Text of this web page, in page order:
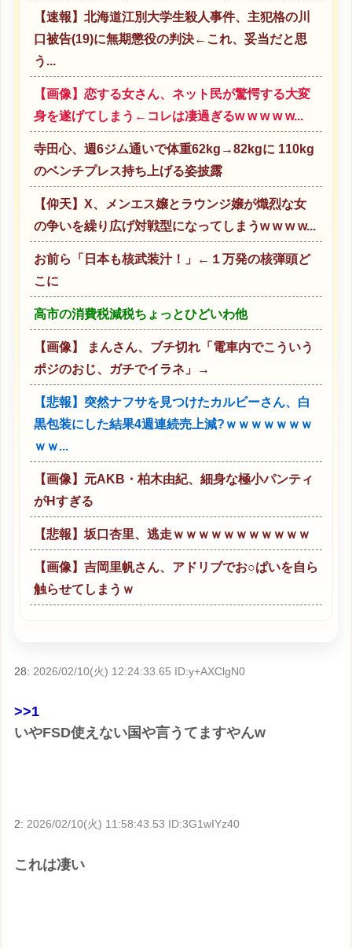
【速報】北海道江別大学生殺人事件、主犯格の川
口被告(19)に無期懲役の判決←これ、妥当だと思
う...
【画像】恋する女さん、ネット民が驚愕する大変
身を遂げてしまう←コレは凄過ぎるw w w w w...
寺田心、週6ジム通いで体重62kg→82kgに 110kg
のベンチプレス持ち上げる姿披露
【仰天】X、メンエス嬢とラウンジ嬢が熾烈な女
の争いを繰り広げ対戦型になってしまうw w w w...
お前ら「日本も核武装汁！」←１万発の核弾頭ど
こに
高市の消費税減税ちょっとひどいわ他
【画像】 まんさん、ブチ切れ「電車内でこういう
ポジのおじ、ガチでイラネ」→
【悲報】突然ナフサを見つけたカルビーさん、白
黒包装にした結果4週連続売上減?ｗｗｗｗｗｗｗ
ｗｗ...
【画像】元AKB・柏木由紀、細身な極小パンティ
がHすぎる
【悲報】坂口杏里、逃走ｗｗｗｗｗｗｗｗｗｗｗ
【画像】吉岡里帆さん、アドリブでお○ぱいを自ら
触らせてしまうｗ
28: 2026/02/10(火) 12:24:33.65 ID:y+AXClgN0
>>1
いやFSD使えない国や言うてますやんw
2:2026/02/10(火) 11:58:43.53 ID:3G1wIYz40
これは凄い